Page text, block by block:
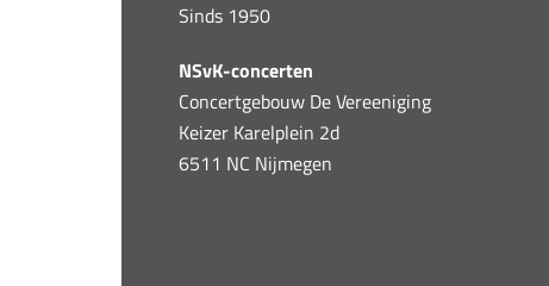
Sinds 1950
NSvK-concerten
Concertgebouw De Vereeniging
Keizer Karelplein 2d
6511 NC Nijmegen